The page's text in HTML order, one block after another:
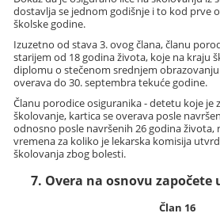
dostavlja se jednom godišnje i to kod prve
školske godine.
Izuzetno od stava 3. ovog člana, članu
starijem od 18 godina života, koje na kraju
diplomu o stečenom srednjem
overava do 30. septembra tekuće godine.
Članu porodice osiguranika - detetu koje je
školovanje, kartica se overava posle
odnosno posle navršenih 26 godina života,
vremena za koliko je lekarska komisija
školovanja zbog bolesti.
7. Overa na osnovu
Član 16